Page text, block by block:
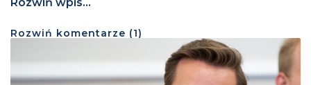
Rozwiń wpis...
Rozwiń komentarze (1)